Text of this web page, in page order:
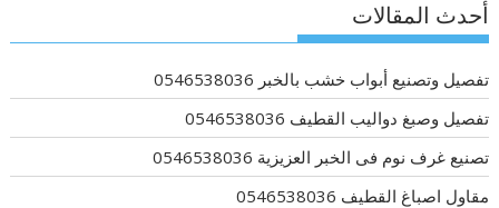
أحدث المقالات
تفصيل وتصنيع أبواب خشب بالخبر 0546538036
تفصيل وصبغ دواليب القطيف 0546538036
تصنيع غرف نوم فى الخبر العزيزية 0546538036
مقاول اصباغ القطيف 0546538036